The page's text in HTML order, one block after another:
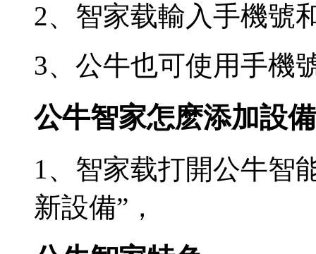
2、智家载輸入手機號
3、公牛也可使用手機
公牛智家怎麽添加設備
1、智家载打開公牛智
新設備”，